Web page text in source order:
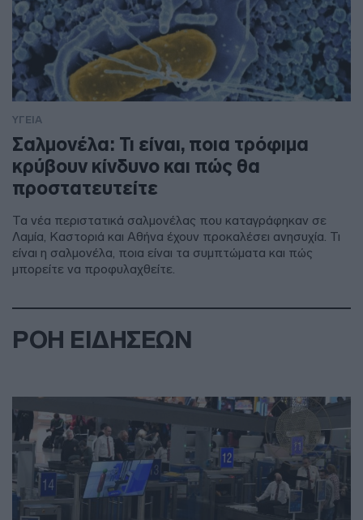
ΥΓΕΙΑ
Σαλμονέλα: Τι είναι, ποια τρόφιμα
κρύβουν κίνδυνο και πώς θα
προστατευτείτε
Τα νέα περιστατικά σαλμονέλας που καταγράφηκαν σε
Λαμία, Καστοριά και Αθήνα έχουν προκαλέσει ανησυχία. Τι
είναι η σαλμονέλα, ποια είναι τα συμπτώματα και πώς
μπορείτε να προφυλαχθείτε.
ΡΟΗ ΕΙΔΗΣΕΩΝ